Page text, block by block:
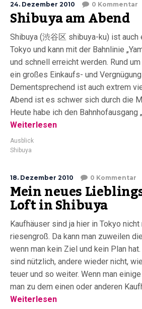
24. Dezember 2010 0 Kommentar
Shibuya am Abend
Shibuya (渋谷区 shibuya-ku) ist
Tokyo und kann mit der Bahnlinie
und schnell erreicht werden. Rund
ein großes Einkaufs- und
Dementsprechend ist auch extrem
Abend ist es schwer sich durch die
Heute habe ich den Bahnhofausgang
Weiterlesen
Ausblick
Shibuya
18. Dezember 2010 0 Kommentar
Mein neues
Loft in Shibuya
Kaufhäuser sind ja hier in Tokyo nicht
riesengroß. Da kann man zuweilen
wenn man kein Ziel und kein Plan
sind nützlich, andere wieder nicht,
teuer und so weiter. Wenn man
man zu dem einen oder anderen
Weiterlesen